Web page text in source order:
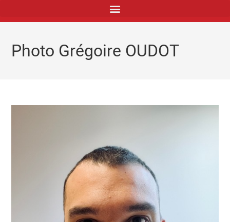
Photo Grégoire OUDOT